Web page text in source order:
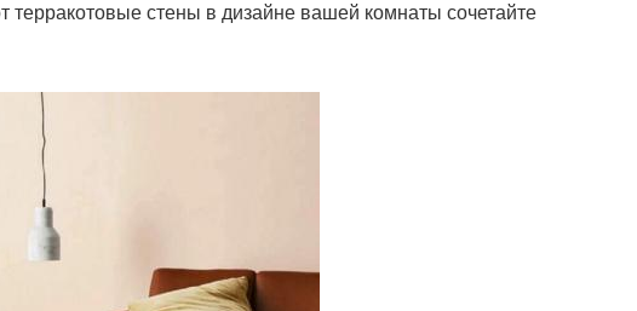
стены в дизайне вашей комнаты сочетайте